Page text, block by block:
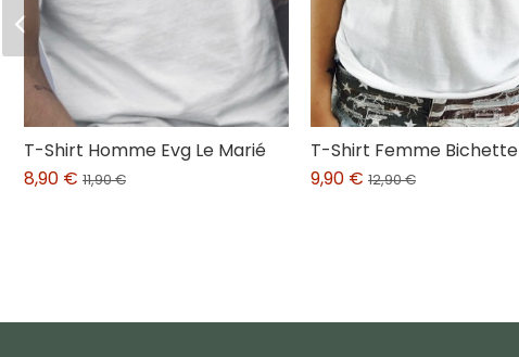
T-Shirt Homme Evg Le Marié
8,90 € 11,90 €
T-Shirt Femme Bichette
9,90 € 12,90 €